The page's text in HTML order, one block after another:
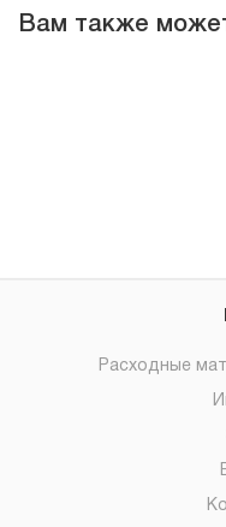
Вам также
Расходные